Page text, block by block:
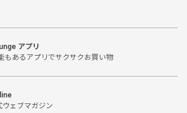
アプリ
もあるアプリでサクサクお買い物
ウェブマガジン